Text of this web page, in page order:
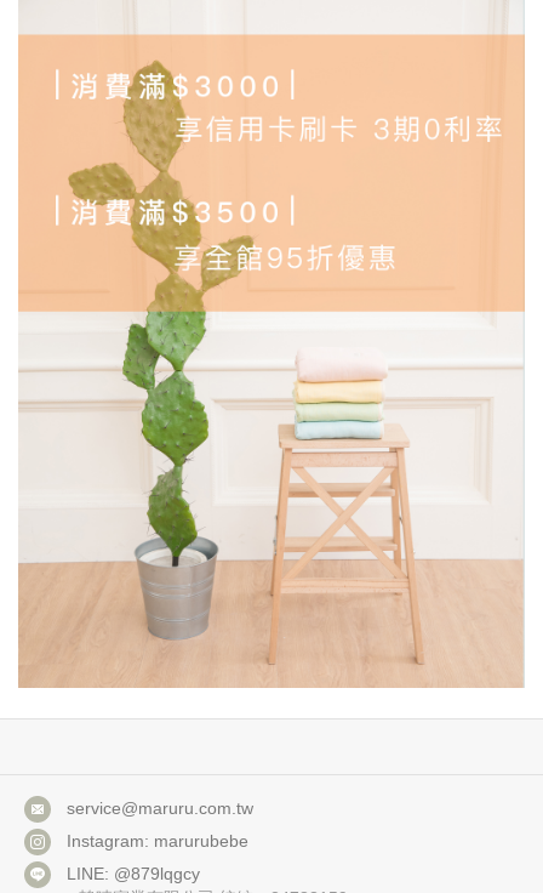
service@maruru.com.tw
Instagram: marurubebe
LINE: @879lqgcy